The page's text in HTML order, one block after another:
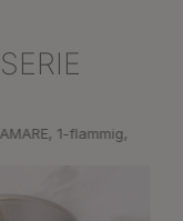
1-flammig,